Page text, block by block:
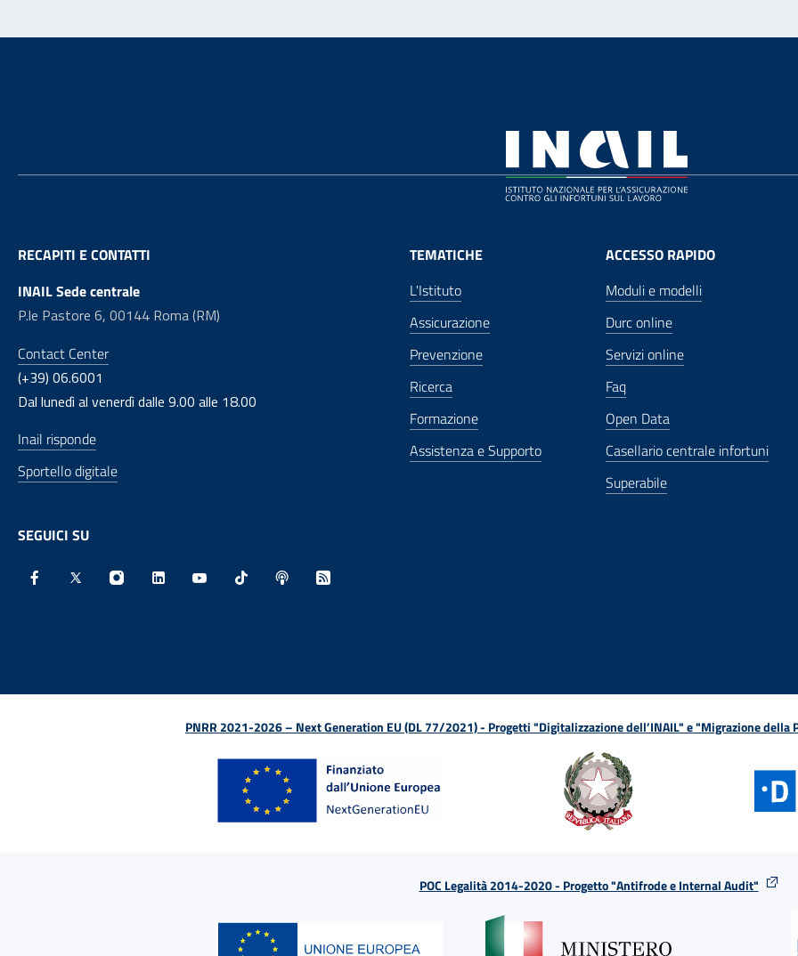
RECAPITI E CONTATTI
INAIL Sede centrale
P.le Pastore 6, 00144 Roma (RM)
Contact Center
(+39) 06.6001
Dal lunedì al venerdì dalle 9.00 alle 18.00
Inail risponde
Sportello digitale
SEGUICI SU
TEMATICHE
L'Istituto
Assicurazione
Prevenzione
Ricerca
Formazione
Assistenza e Supporto
ACCESSO RAPIDO
Moduli e modelli
Durc online
Servizi online
Faq
Open Data
Casellario centrale infortuni
Superabile
PNRR 2021-2026 – Next Generation EU (DL 77/2021) - Progetti "Digitalizzazione dell’INAIL" e "Migrazione della
POC Legalità 2014-2020 - Progetto "Antifrode e Internal Audit"